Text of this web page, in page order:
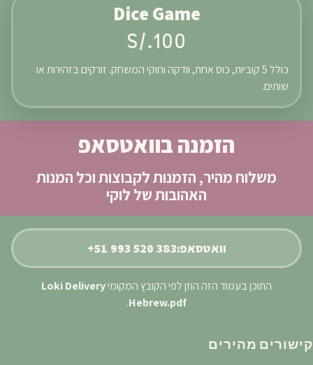
Dice Game
S/.100
כולל 5 קוביות, כוס אחת, וודקה וחוקי המשחק. זורקים בזהירות או
שותים.
הזמנה בוואטסאפ
משלוח מהיר, הזמנות לקבוצות וכל המנות
האהובות של לוקי
וואטסאפ:+51 993 520 383
התוכן בעמוד הזה הוזן לפי הקובץ המקומיLoki Delivery
Hebrew.pdf
.
קישורים מהירים